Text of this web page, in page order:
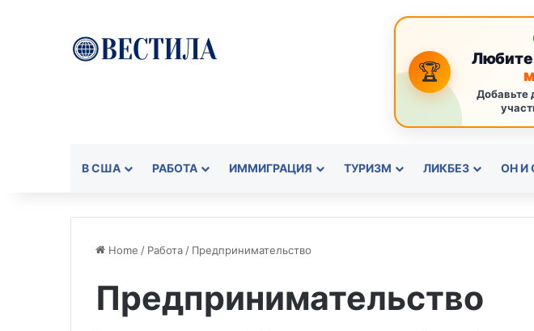
🏆
Любите
Добавьте
В США РАБОТА ИММИГРАЦИЯ ТУРИЗМ ЛИКБЕЗ ОН И
Home / Работа / Предпринимательство
Предпринимательство